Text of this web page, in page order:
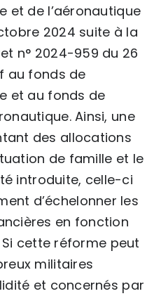
et de l’aéronautique
2024 suite à la
n° 2024-959 du 26
au fonds de
et au fonds de
Ainsi, une
des allocations
de famille et le
introduite, celle-ci
d’échelonner les
en fonction
Si cette réforme peut
militaires
et concernés par